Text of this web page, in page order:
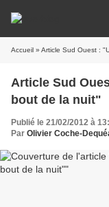
Accueil » Article Sud Ouest :
Article Sud
bout de la nuit"
Publié le 21/02/2012 à
Par Olivier Coche-